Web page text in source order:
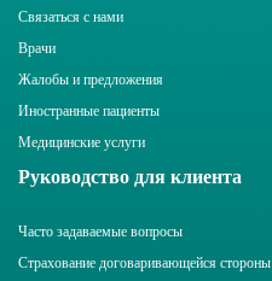
Связаться с нами
Врачи
Жалобы и предложения
Иностранные пациенты
Медицинские услуги
Руководство для клиента
Часто задаваемые вопросы
Страхование договаривающейся стороны